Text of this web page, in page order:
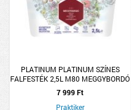
PLATINUM PLATINUM SZÍNES
FALFESTÉK 2,5L M80 MEGGYBORDÓ
BELT. V.BÁZISÚ R:285074
7 999 Ft
Praktiker